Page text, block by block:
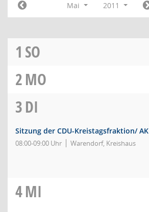
Mai 2011
1 SO
2MO
3DI
Sitzung der CDU-Kreistagsfraktion/
08:00-09:00 Uhr Warendorf, Kreishaus
4MI